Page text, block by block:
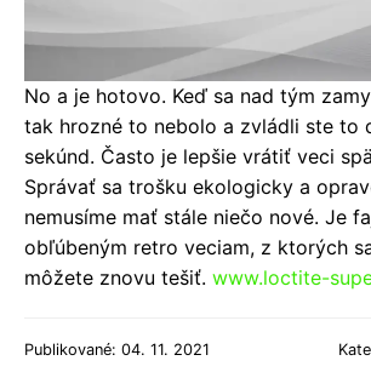
No a je hotovo. Keď sa nad tým
tak hrozné to nebolo a zvládli ste to
sekúnd. Často je lepšie vrátiť veci
Správať sa trošku ekologicky a
nemusíme mať stále niečo nové. Je
obľúbeným retro veciam, z ktorých
môžete znovu tešiť. www.loctite-
Publikované: 04. 11. 2021